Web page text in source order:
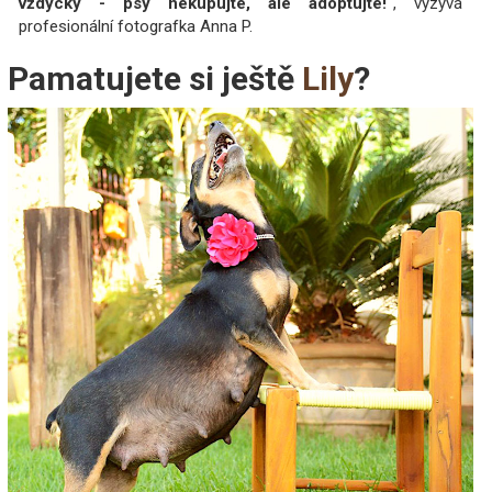
profesionální fotografka Anna P.
Pamatujete si ještě Lily?